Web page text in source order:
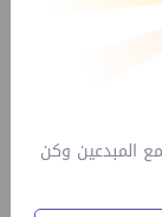
المبدعين وكن